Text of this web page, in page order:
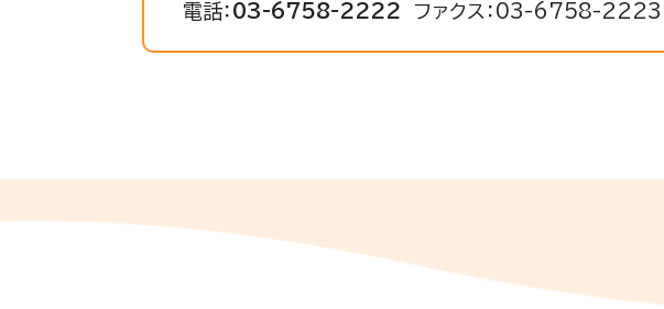
電話： 03-6758-2222 ファクス：03-6758-2223